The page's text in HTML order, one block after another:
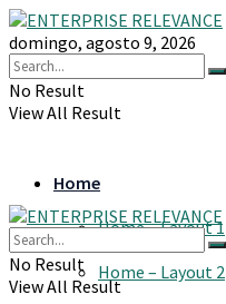
domingo, agosto 9, 2026
No Result
View All Result
Home
Home – Layout 1
Home – Layout 2
No Result
View All Result